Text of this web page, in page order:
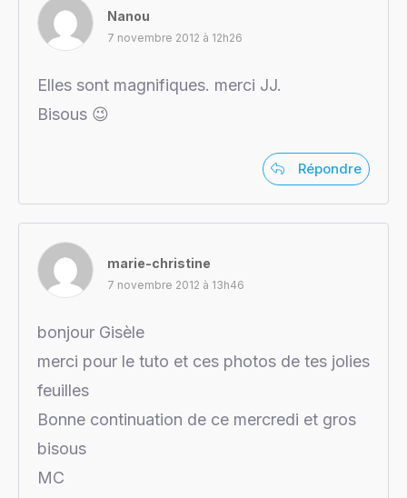
Nanou
7 novembre 2012 à 12h26
Elles sont magnifiques. merci JJ.
Bisous 😉
Répondre
marie-christine
7 novembre 2012 à 13h46
bonjour Gisèle
merci pour le tuto et ces photos de tes jolies
feuilles
Bonne continuation de ce mercredi et gros
bisous
MC